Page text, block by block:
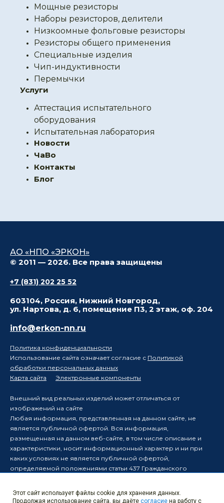
Мощные резисторы
Наборы резисторов, делители
Низкоомные фольговые резисторы
Резисторы общего применения
Специальные изделия
Чип-индуктивности
Перемычки
Услуги
Аттестация испытательного
оборудования
Испытательная лаборатория
Новости
ЧаВо
Контакты
Блог
АО «НПО «ЭРКОН»
© 2011 — 2026. Все права защищены
+7 (831) 202 25 52
603104, Россия, Нижний Новгород,
ул. Нартова, д. 6, помещение П3, 2 этаж, оф. 204
info@erkon-nn.ru
Политика конфиденциальности
Использование сайта означает согласие с Политикой
обработки персональных данных
Карта сайта
Электронные компоненты
Внешний вид реальных изделий может отличаться от
изображений на сайте
Любая информация, представленная на данном сайте, не
является публичной офертой. Вся информация,
размещенная на данном веб-сайте, в том числе описание и
характеристики, носит информационный характер и ни при
каких условиях не является публичной офертой,
определяемой положениями статьи 437 Гражданского
Производитель оставляет за собой право в одностороннем
порядке вносить изменения в информацию, размещенную на
Этот сайт использует файлы cookie для хранения данных.
Продолжая использование сайта, вы даёте согласие на работу с